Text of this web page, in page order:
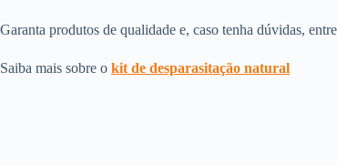
Garanta produtos de qualidade e, caso tenha dúvidas,
Saiba mais sobre o kit de desparasitação natural